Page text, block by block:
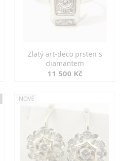
Zlatý art-deco prsten s
diamantem
11 500 Kč
NOVÉ